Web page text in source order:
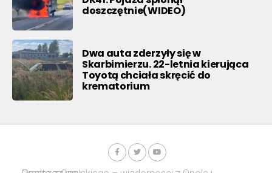
doszczętnie(WIDEO)
Dwa auta zderzyły się w
Skarbimierzu. 22-letnia kierująca
Toyotą chciała skręcić do
krematorium